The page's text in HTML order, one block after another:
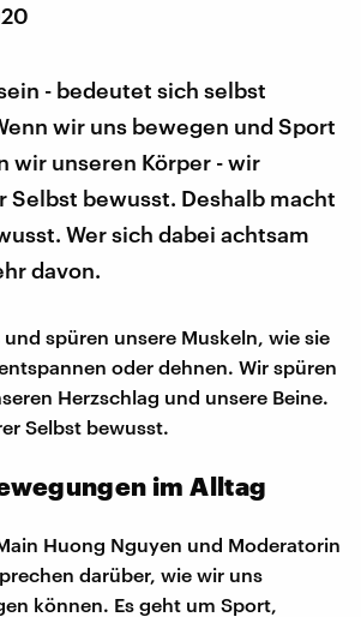
- bedeutet sich selbst
wir uns bewegen und Sport
wir unseren Körper - wir
Selbst bewusst. Deshalb macht
Wer sich dabei achtsam
davon.
spüren unsere Muskeln, wie sie
oder dehnen. Wir spüren
Herzschlag und unsere Beine.
Selbst bewusst.
im Alltag
Huong Nguyen und Moderatorin
darüber, wie wir uns
können. Es geht um Sport,